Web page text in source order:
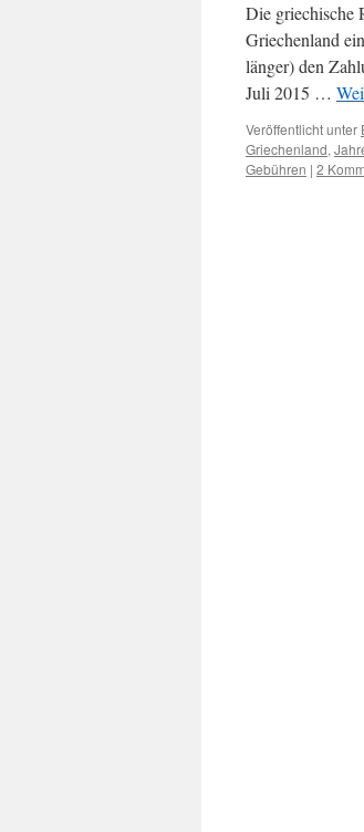
Die griechische
Griechenland
länger) den
Juli 2015 …
Veröffentlicht unter
Griechenland,
Gebühren | 2